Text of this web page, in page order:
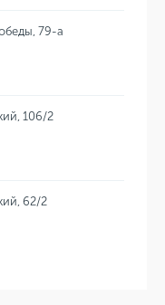
79-а
106/2
62/2